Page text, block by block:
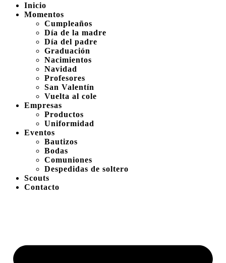
Inicio
Momentos
Cumpleaños
Día de la madre
Día del padre
Graduación
Nacimientos
Navidad
Profesores
San Valentín
Vuelta al cole
Empresas
Productos
Uniformidad
Eventos
Bautizos
Bodas
Comuniones
Despedidas de soltero
Scouts
Contacto